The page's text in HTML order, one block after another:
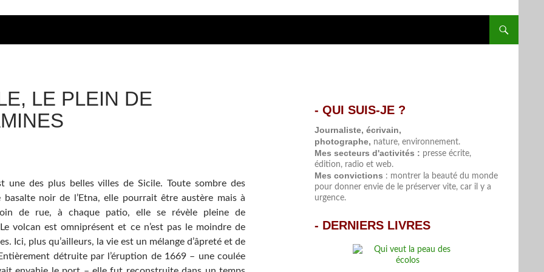
LE PLEIN DE
une des plus belles villes de Sicile. Toute sombre des
basalte noir de l’Etna, elle pourrait être austère mais à
de rue, à chaque patio, elle se révèle pleine de
volcan est omniprésent et ce n’est pas le moindre de
Ici, plus qu’ailleurs, la vie est un mélange d’âpreté et de
détruite par l’éruption de 1669 – une coulée
- QUI SUIS-JE ?
Journaliste, écrivain,
photographe, nature, environnement.
Mes secteurs d'activités : presse écrite,
édition, radio et web.
Mes convictions : montrer la beauté du monde
pour donner envie de le préserver vite, car il y a
urgence.
- DERNIERS LIVRES